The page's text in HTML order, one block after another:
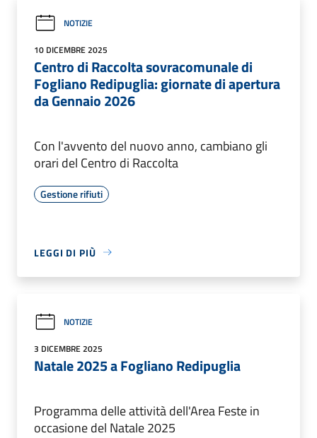
NOTIZIE
10 DICEMBRE 2025
Centro di Raccolta sovracomunale di
Fogliano Redipuglia: giornate di apertura
da Gennaio 2026
Con l'avvento del nuovo anno, cambiano gli
orari del Centro di Raccolta
Gestione rifiuti
LEGGI DI PIÙ
NOTIZIE
3 DICEMBRE 2025
Natale 2025 a Fogliano Redipuglia
Programma delle attività dell'Area Feste in
occasione del Natale 2025